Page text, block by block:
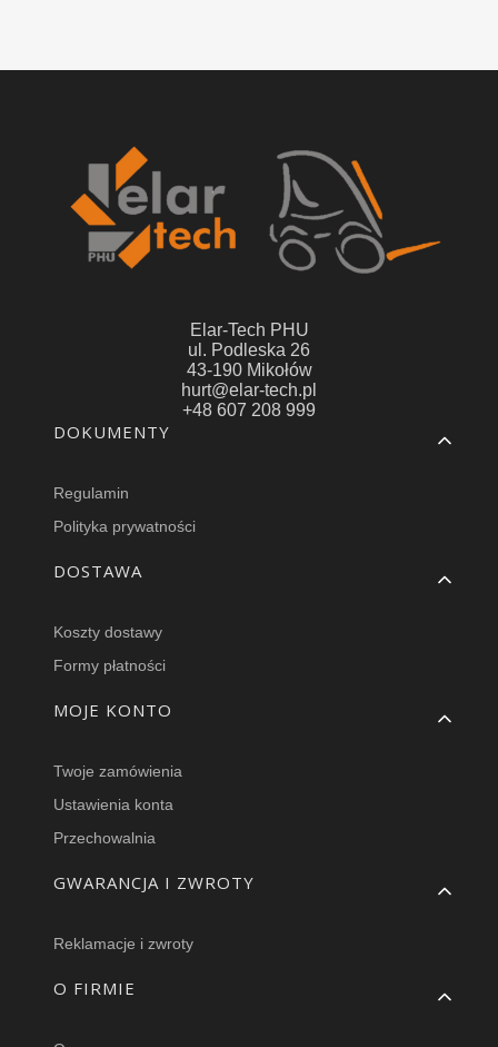
Elar-Tech PHU
ul. Podleska 26
43-190 Mikołów
hurt@elar-tech.pl
+48 607 208 999
Linki w stopce
DOKUMENTY
Regulamin
Polityka prywatności
DOSTAWA
Koszty dostawy
Formy płatności
MOJE KONTO
Twoje zamówienia
Ustawienia konta
Przechowalnia
GWARANCJA I ZWROTY
Reklamacje i zwroty
O FIRMIE